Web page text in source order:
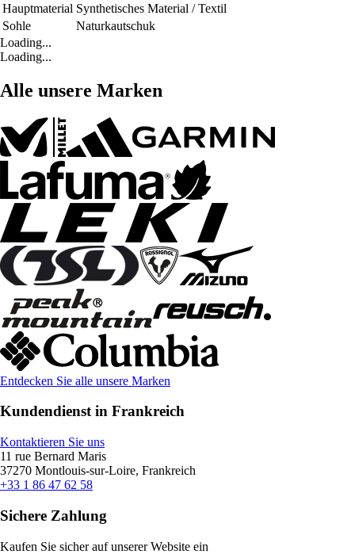
Hauptmaterial Synthetisches Material / Textil
Sohle
Naturkautschuk
Loading...
Loading...
Alle unsere Marken
Entdecken Sie alle unsere Marken
Kundendienst in Frankreich
Kontaktieren Sie uns
11 rue Bernard Maris
37270 Montlouis-sur-Loire, Frankreich
+33 1 86 47 62 58
Sichere Zahlung
Kaufen Sie sicher auf unserer Website ein